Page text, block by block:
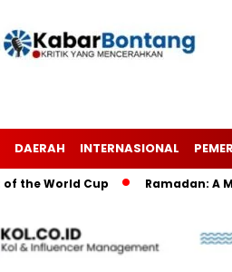
DAERAH INTERNASIONAL
World Cup Ramadan: A